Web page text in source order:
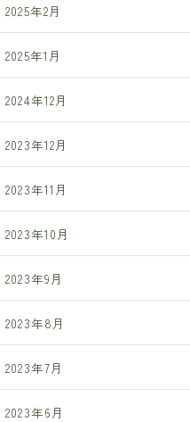
2025年2月
2025年1月
2024年12月
2023年12月
2023年11月
2023年10月
2023年9月
2023年8月
2023年7月
2023年6月